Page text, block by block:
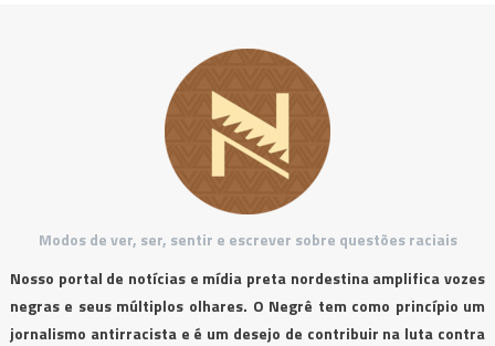
Modos de ver, ser, sentir e escrever sobre questões raciais
Nosso portal de notícias e mídia preta nordestina amplifica vozes
negras e seus múltiplos olhares. O Negrê tem como princípio um
jornalismo antirracista e é um desejo de contribuir na luta contra